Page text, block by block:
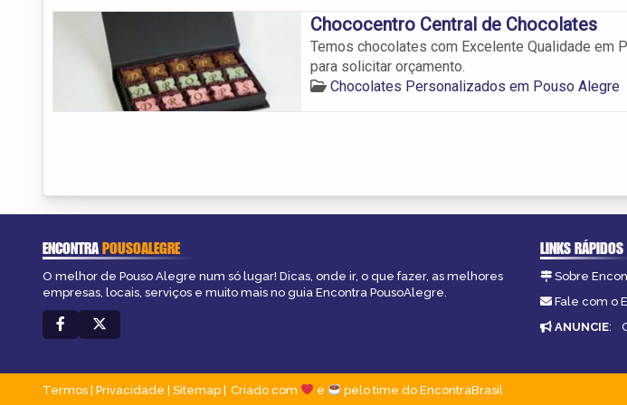
Chococentro Central de Chocolates
Temos chocolates com Excelente Qualidade em
para solicitar orçamento.
Chocolates Personalizados em Pouso Alegre
ENCONTRAPOUSOALEGRE
O melhor de Pouso Alegre num só lugar! Dicas, onde ir, o que fazer, as melhores
empresas, locais, serviços e muito mais no guia Encontra PousoAlegre.
LINKS RÁPIDOS
Sobre
Fale com o
ANUNCIE:
Termos Privacidade Sitemap Criado com e pelo time do EncontraBrasil